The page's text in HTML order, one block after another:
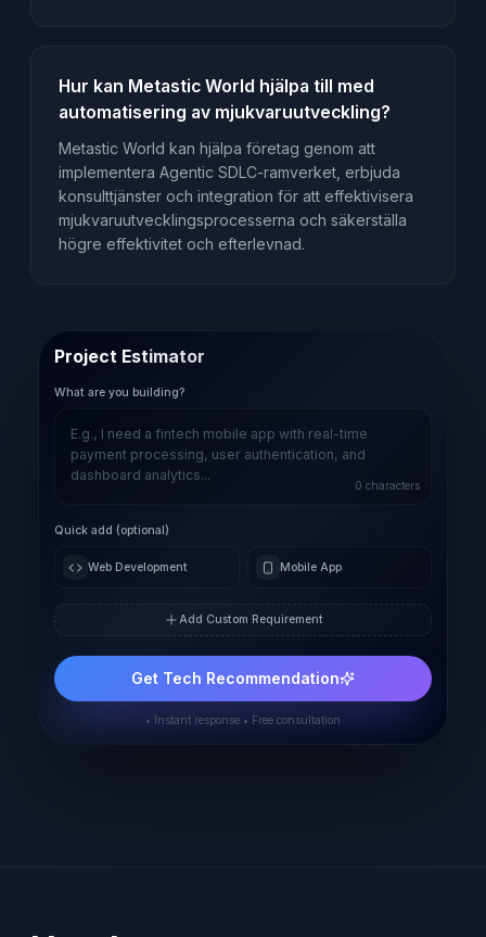
Hur kan Metastic World hjälpa till med
automatisering av mjukvaruutveckling?
Metastic World kan hjälpa företag genom att
implementera Agentic SDLC-ramverket, erbjuda
konsulttjänster och integration för att effektivisera
mjukvaruutvecklingsprocesserna och säkerställa
högre effektivitet och efterlevnad.
Project Estimator
What are you building?
0 characters
Quick add (optional)
Web Development Mobile App
Add Custom Requirement
Get Tech Recommendation
• Instant response • Free consultation